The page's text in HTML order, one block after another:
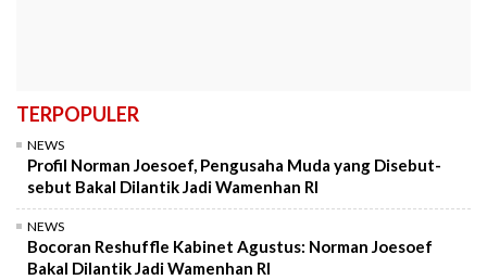
TERPOPULER
NEWS
Profil Norman Joesoef, Pengusaha Muda yang Disebut-
sebut Bakal Dilantik Jadi Wamenhan RI
NEWS
Bocoran Reshuffle Kabinet Agustus: Norman Joesoef
Bakal Dilantik Jadi Wamenhan RI